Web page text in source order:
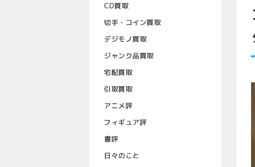
CD買取
切手・コイン買取
デジモノ買取
ジャンク品買取
宅配買取
引取買取
アニメ評
フィギュア評
書評
日々のこと